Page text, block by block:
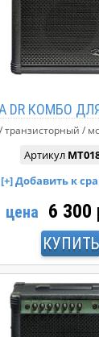
DR КОМБО
транзисторный
Артикул
цена 6 300
КУПИТЬ